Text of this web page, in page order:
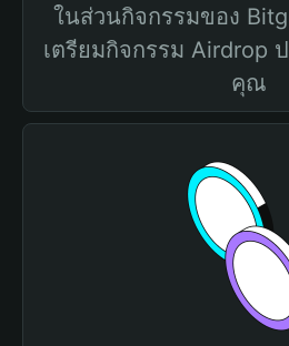
ในส่วนกิจกรรมของ
เตรียมกิจกรรม Airdrop
คุณ